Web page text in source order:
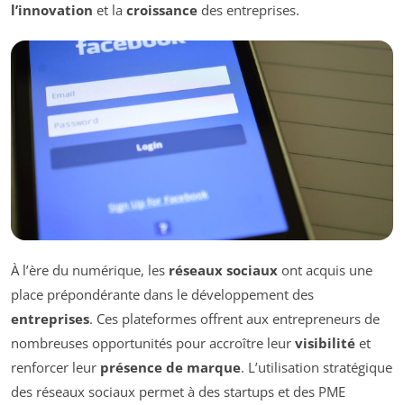
l’innovation et la croissance des entreprises.
À l’ère du numérique, les réseaux sociaux ont acquis une
place prépondérante dans le développement des
entreprises. Ces plateformes offrent aux entrepreneurs de
nombreuses opportunités pour accroître leur visibilité et
renforcer leur présence de marque. L’utilisation stratégique
des réseaux sociaux permet à des startups et des PME